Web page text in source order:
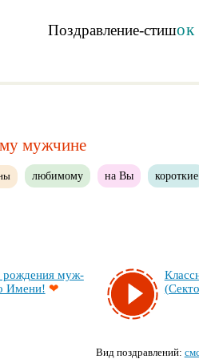
Поздравление-стишок
мужчине
любимому на Вы короткие
рож­де­ния муж­
Име­ни! ❤
Вид поздравлений: